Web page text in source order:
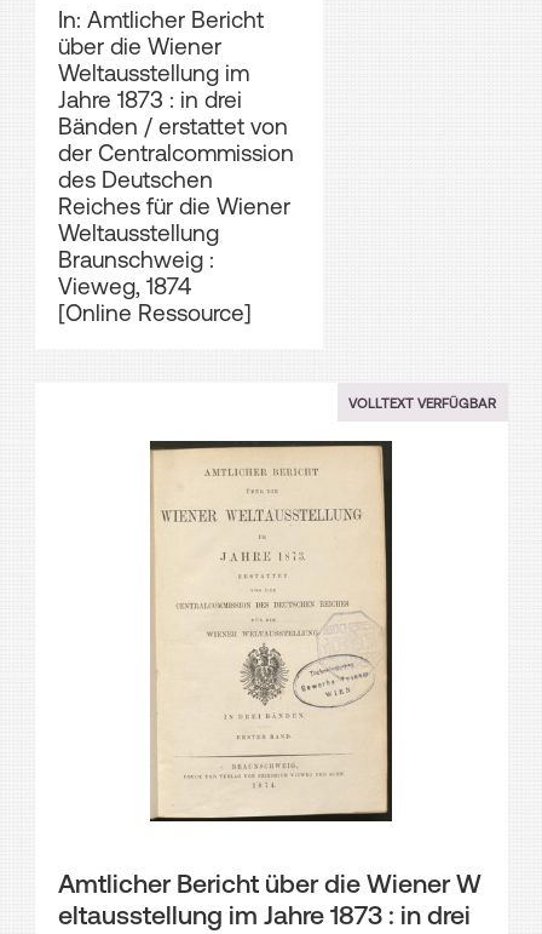
In: Amtlicher Bericht
über die Wiener
Weltausstellung im
Jahre 1873 : in drei
Bänden / erstattet von
der Centralcommission
des Deutschen
Reiches für die Wiener
Weltausstellung
Braunschweig :
Vieweg, 1874
[Online Ressource]
VOLLTEXT VERFÜGBAR
Amtlicher Bericht über die Wiener W
eltausstellung im Jahre 1873 : in drei